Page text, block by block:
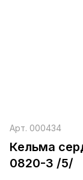
Арт. 000434
Кельма
0820-3 /5/